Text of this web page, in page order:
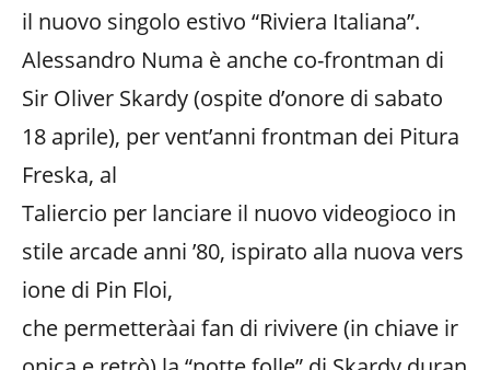
il nuovo singolo estivo “Riviera Italiana”.
Alessandro Numa è anche co-frontman di
Sir Oliver Skardy (ospite d’onore di sabato
18 aprile), per vent’anni frontman dei Pitura
Freska, al
Taliercio per lanciare il nuovo videogioco in
stile arcade anni ’80, ispirato alla nuova vers
ione di Pin Floi,
che permetteràai fan di rivivere (in chiave ir